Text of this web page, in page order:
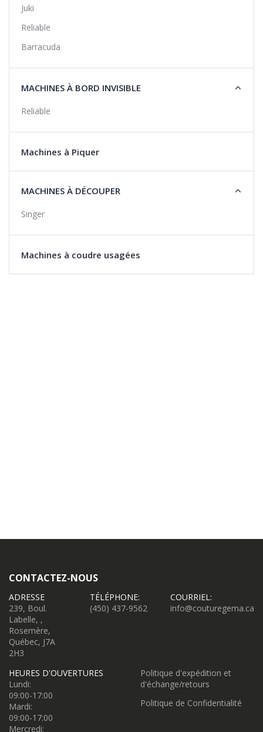
Juki
Reliable
Barracuda
MACHINES À BORD INVISIBLE
Reliable
Machines à Piquer
MACHINES À DÉCOUPER
Singer
Machines à coudre usagées
CONTACTEZ-NOUS
ADRESSE
239, Boul.
Labelle, ,
Rosemère,
Québec, J7A
2H3
TÉLÉPHONE:
(450) 437-9562
COURRIEL:
info@couturegema.ca
HEURES D'OUVERTURES
Lundi:
09:00-17:00
Mardi:
09:00-17:00
Mercredi:
Politique d'expédition et
d'échange/retours
Politique de Confidentialité